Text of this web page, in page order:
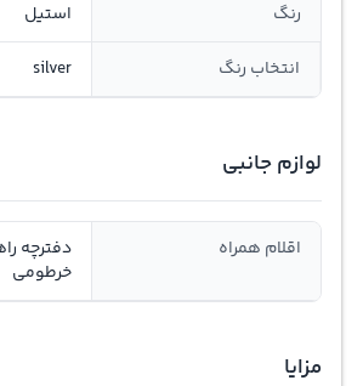
رنگ استیل
انتخاب رنگ silver
لوازم جانبی
اقلام همراه
دفترچه
خرطومی
مزایا